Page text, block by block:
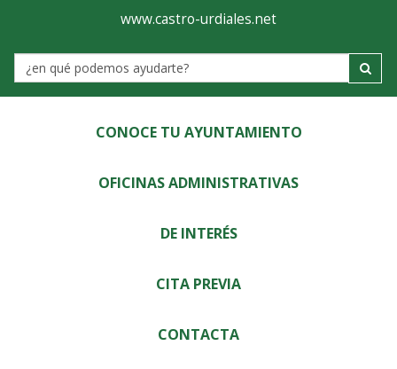
Ayuntamiento
de
Castro-
Urdiales
www.castro-urdiales.net
Label
CONOCE TU AYUNTAMIENTO
OFICINAS ADMINISTRATIVAS
DE INTERÉS
CITA PREVIA
CONTACTA